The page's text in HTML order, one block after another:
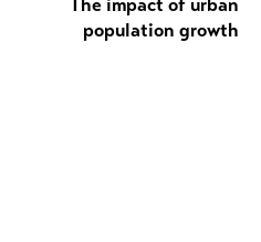
The impact of urban
population growth